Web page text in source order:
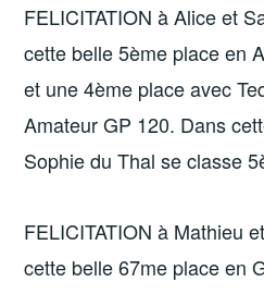
FELICITATION à Alice et
cette belle 5ème place en
et une 4ème place avec
Amateur GP 120. Dans
Sophie du Thal se classe
FELICITATION à Mathieu
cette belle 67me place en